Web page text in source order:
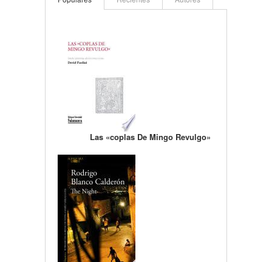
Las «coplas De Mingo Revulgo»